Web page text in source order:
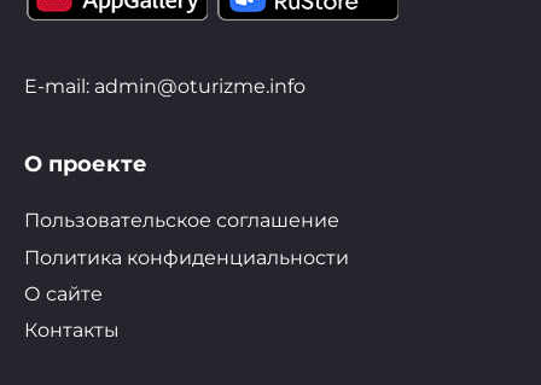
E-mail: admin@oturizme.info
О проекте
Пользовательское соглашение
Политика конфиденциальности
О сайте
Контакты